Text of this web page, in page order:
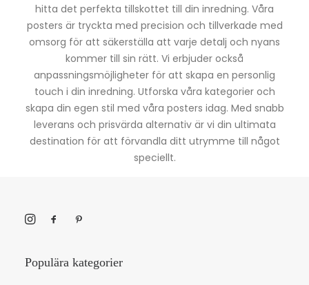
hitta det perfekta tillskottet till din inredning. Våra
posters är tryckta med precision och tillverkade med
omsorg för att säkerställa att varje detalj och nyans
kommer till sin rätt. Vi erbjuder också
anpassningsmöjligheter för att skapa en personlig
touch i din inredning. Utforska våra kategorier och
skapa din egen stil med våra posters idag. Med snabb
leverans och prisvärda alternativ är vi din ultimata
destination för att förvandla ditt utrymme till något
speciellt.
Populära kategorier